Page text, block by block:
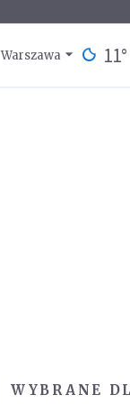
Warszawa 11°
WYBRANE